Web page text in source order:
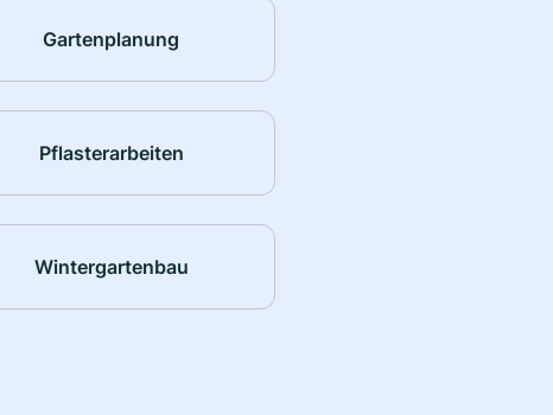
Gartenplanung
Pflasterarbeiten
Wintergartenbau